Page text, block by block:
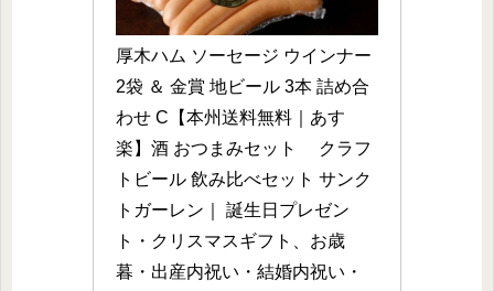
厚木ハム ソーセージ ウインナー
2袋 ＆ 金賞 地ビール 3本 詰め合
わせ C【本州送料無料｜あす
楽】酒 おつまみセット 　クラフ
トビール 飲み比べセット サンク
トガーレン｜ 誕生日プレゼン
ト・クリスマスギフト、お歳
暮・出産内祝い・結婚内祝い・